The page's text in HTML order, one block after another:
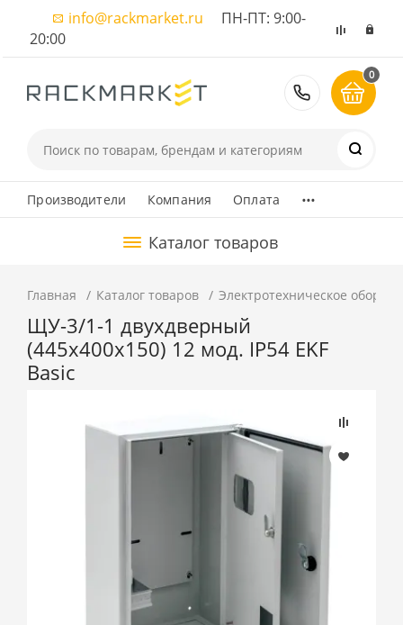
info@rackmarket.ru ПН-ПТ: 9:00-
20:00
8 (495)
0
Производители Компания Оплата ...
Каталог товаров
Главная Каталог товаров Электротехническое
ЩУ-3/1-1 двухдверный
(445х400х150) 12 мод. IP54 EKF
Basic